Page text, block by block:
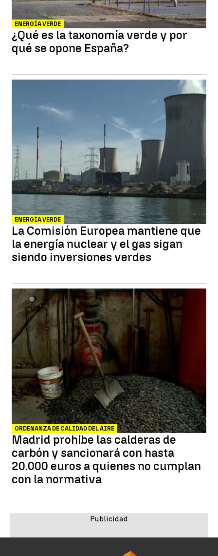
ENERGÍA VERDE
¿Qué es la taxonomía verde y por
qué se opone España?
ENERGÍA VERDE
La Comisión Europea mantiene que
la energía nuclear y el gas sigan
siendo inversiones verdes
ORDENANZA DE CALIDAD DEL AIRE
Madrid prohíbe las calderas de
carbón y sancionará con hasta
20.000 euros a quienes no cumplan
con la normativa